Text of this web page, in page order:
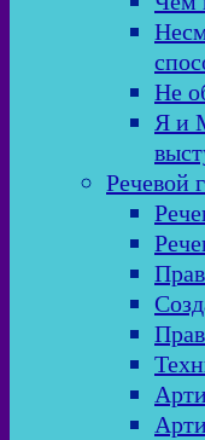
Не
Я и
Речевой